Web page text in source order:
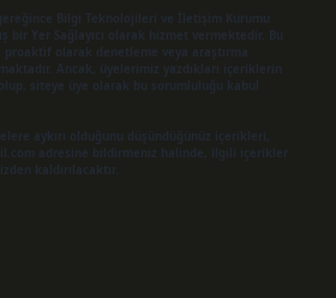
gereğince Bilgi Teknolojileri ve İletişim Kurumu
bir Yer Sağlayıcı olarak hizmet vermektedir. Bu
olarak denetleme veya araştırma
Ancak, üyelerimiz yazdıkları içeriklerin
siteye üye olarak bu sorumluluğu kabul
aykırı olduğunu düşündüğünüz içerikleri,
adresine bildirmeniz halinde, ilgili içerikler
kaldırılacaktır.